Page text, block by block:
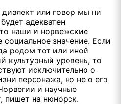
или говор мы ни
адекватен
наши и норвежские
значение. Если
родом тот или иной
культурный уровень, то
исключительно о
персонажа, но не о его
и научные
пишет на нюнорск.